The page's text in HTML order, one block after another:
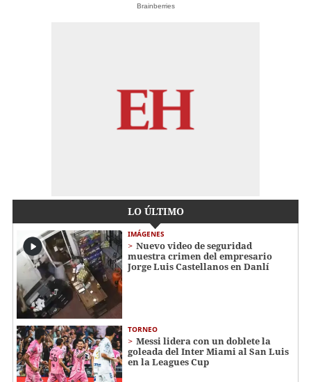
Brainberries
LO ÚLTIMO
IMÁGENES
Nuevo video de seguridad
muestra crimen del empresario
Jorge Luis Castellanos en Danlí
TORNEO
Messi lidera con un doblete la
goleada del Inter Miami al San Luis
en la Leagues Cup